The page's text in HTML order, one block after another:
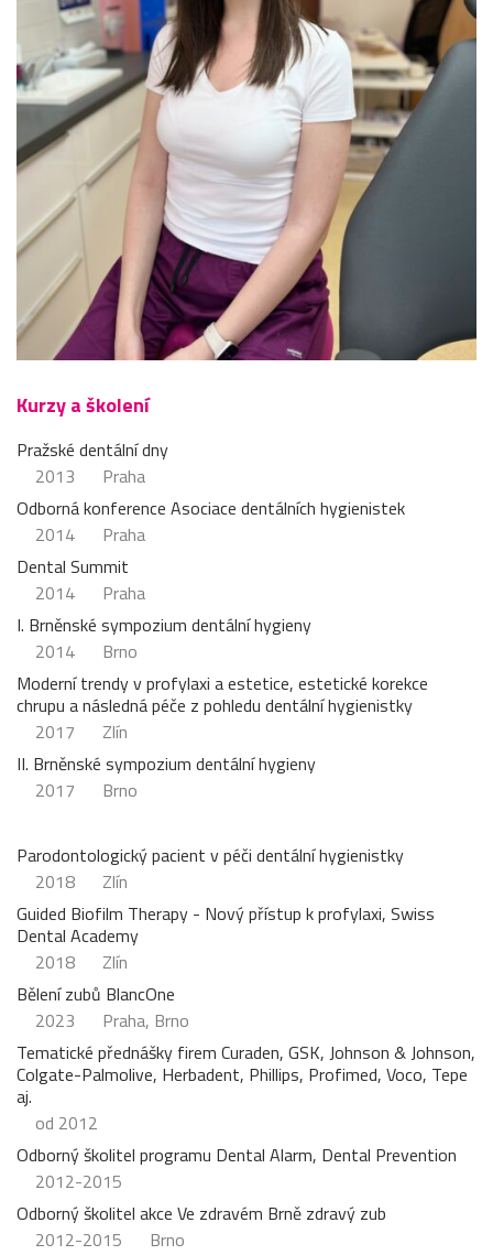
Kurzy a školení
Pražské dentální dny
2013
Praha
Odborná konference Asociace dentálních hygienistek
2014
Praha
Dental Summit
2014
Praha
I. Brněnské sympozium dentální hygieny
2014
Brno
Moderní trendy v profylaxi a estetice, estetické korekce
chrupu a následná péče z pohledu dentální hygienistky
2017
Zlín
II. Brněnské sympozium dentální hygieny
2017
Brno
Parodontologický pacient v péči dentální hygienistky
2018
Zlín
Guided Biofilm Therapy - Nový přístup k profylaxi, Swiss
Dental Academy
2018
Zlín
Bělení zubů BlancOne
2023
Praha, Brno
Tematické přednášky firem Curaden, GSK, Johnson & Johnson,
Colgate-Palmolive, Herbadent, Phillips, Profimed, Voco, Tepe
aj.
od 2012
Odborný školitel programu Dental Alarm, Dental Prevention
2012-2015
Odborný školitel akce Ve zdravém Brně zdravý zub
2012-2015
Brno